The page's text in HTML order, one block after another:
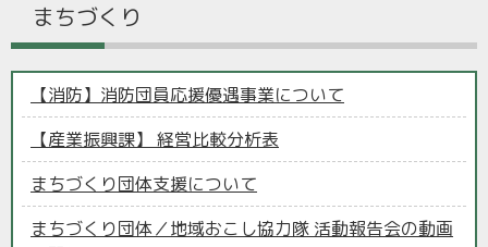
まちづくり
【消防】消防団員応援優遇事業について
【産業振興課】 経営比較分析表
まちづくり団体支援について
まちづくり団体／地域おこし協力隊 活動報告会の動画